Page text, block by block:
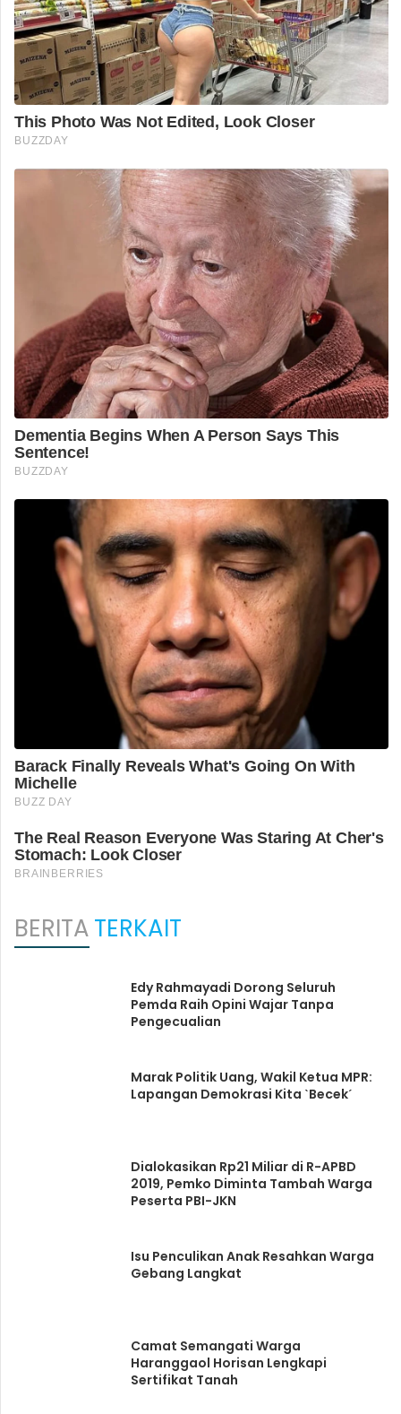
BERITATERKAIT
Edy Rahmayadi Dorong Seluruh
Pemda Raih Opini Wajar Tanpa
Pengecualian
Marak Politik Uang, Wakil Ketua MPR:
Lapangan Demokrasi Kita ˋBecekˊ
Dialokasikan Rp21 Miliar di R-APBD
2019, Pemko Diminta Tambah Warga
Peserta PBI-JKN
Isu Penculikan Anak Resahkan Warga
Gebang Langkat
Camat Semangati Warga
Haranggaol Horisan Lengkapi
Sertifikat Tanah